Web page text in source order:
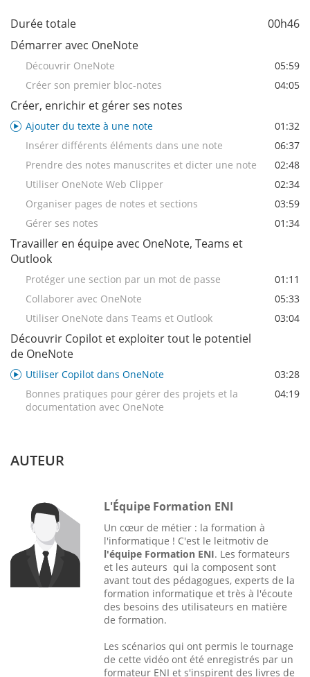
Durée totale
00h46
Démarrer avec OneNote
Découvrir OneNote
05:59
Créer son premier bloc-notes
04:05
Créer, enrichir et gérer ses notes
Ajouter du texte à une note
01:32
Insérer différents éléments dans une note
06:37
Prendre des notes manuscrites et dicter une note
02:48
Utiliser OneNote Web Clipper
02:34
Organiser pages de notes et sections
03:59
Gérer ses notes
01:34
Travailler en équipe avec OneNote, Teams et
Outlook
Protéger une section par un mot de passe
01:11
Collaborer avec OneNote
05:33
Utiliser OneNote dans Teams et Outlook
03:04
Découvrir Copilot et exploiter tout le potentiel
de OneNote
Utiliser Copilot dans OneNote
03:28
Bonnes pratiques pour gérer des projets et la
documentation avec OneNote
04:19
AUTEUR
L'Équipe Formation ENI
Un cœur de métier : la formation à
l'informatique ! C'est le leitmotiv de
l'équipe Formation ENI. Les formateurs
et les auteurs qui la composent sont
avant tout des pédagogues, experts de la
formation informatique et très à l'écoute
des besoins des utilisateurs en matière
de formation.
Les scénarios qui ont permis le tournage
de cette vidéo ont été enregistrés par un
formateur ENI et s'inspirent des livres de